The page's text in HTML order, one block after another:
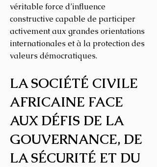
véritable force d’influence
constructive capable de participer
activement aux grandes orientations
internationales et à la protection des
valeurs démocratiques.
LA SOCIÉTÉ CIVILE
AFRICAINE FACE
AUX DÉFIS DE LA
GOUVERNANCE, DE
LA SÉCURITÉ ET DU